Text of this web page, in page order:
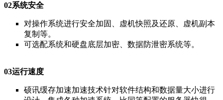
02系统安全
对操作系统进行安全加固、虚机快照及还原、虚机副本
复制等。
可选配系统和硬盘底层加密、数据防泄密系统等。
03运行速度
硕讯缓存加速加速技术针对软件结构和数据量大小进行